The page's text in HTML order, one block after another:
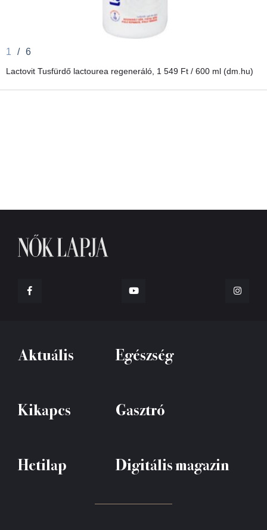
1 / 6
Lactovit Tusfürdő lactourea regeneráló, 1 549 Ft / 600 ml (dm.hu)
Aktuális Egészség
Kikapcs Gasztró
Hetilap Digitális magazin